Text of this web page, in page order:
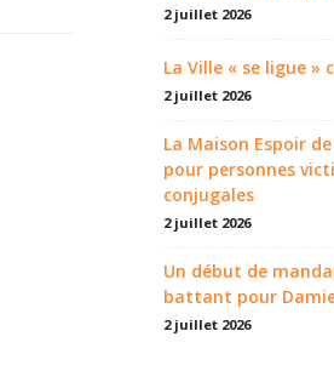
2 juillet 2026
La Ville « se ligue »
2 juillet 2026
La Maison Espoir
pour personnes
conjugales
2 juillet 2026
Un début de
battant pour
2 juillet 2026